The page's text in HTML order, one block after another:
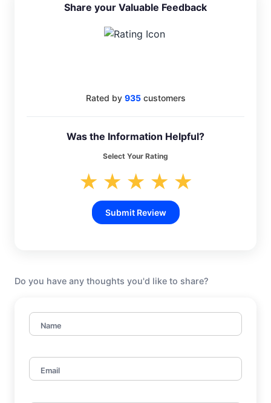
Share your Valuable Feedback
Rated by 935customers
Was the Information Helpful?
Select Your Rating
★ ★ ★ ★ ★
Submit Review
Do you have any thoughts you'd like to share?
Name
Email